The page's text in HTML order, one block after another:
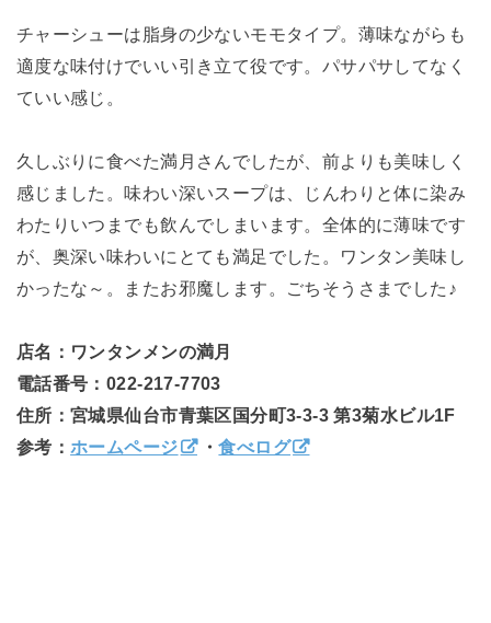
チャーシューは脂身の少ないモモタイプ。薄味ながらも
適度な味付けでいい引き立て役です。パサパサしてなく
ていい感じ。
久しぶりに食べた満月さんでしたが、前よりも美味しく
感じました。味わい深いスープは、じんわりと体に染み
わたりいつまでも飲んでしまいます。全体的に薄味です
が、奥深い味わいにとても満足でした。ワンタン美味し
かったな～。またお邪魔します。ごちそうさまでした♪
店名：ワンタンメンの満月
電話番号：022-217-7703
住所：宮城県仙台市青葉区国分町3-3-3 第3菊水ビル1F
参考：ホームページ ・食べログ